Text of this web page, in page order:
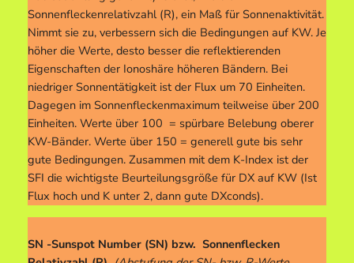
Sonnenfleckenrelativzahl (R), ein Maß für Sonnenaktivität.
Nimmt sie zu, verbessern sich die Bedingungen auf KW. Je
höher die Werte, desto besser die reflektierenden
Eigenschaften der Ionoshäre höheren Bändern. Bei
niedriger Sonnentätigkeit ist der Flux um 70 Einheiten.
Dagegen im Sonnenfleckenmaximum teilweise über 200
Einheiten. Werte über 100 = spürbare Belebung oberer
KW-Bänder. Werte über 150 = generell gute bis sehr
gute Bedingungen. Zusammen mit dem K-Index ist der
SFI die wichtigste Beurteilungsgröße für DX auf KW (Ist
Flux hoch und K unter 2, dann gute DXconds).
SN -Sunspot Number (SN) bzw. Sonnenflecken